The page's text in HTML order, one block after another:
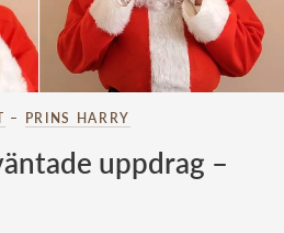
KUNGAHUS
kungahuset
kungahuset
kungahuset
– PRINS HARRY
uppdrag –